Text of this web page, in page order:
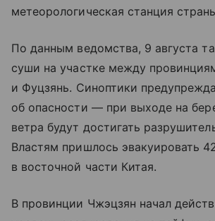
метеорологическая станция
По данным ведомства, 9 августа
суши на участке между
и Фуцзянь. Синоптики
об опасности — при выходе на
ветра будут достигать
Властям пришлось эвакуировать
в восточной части Китая.
В провинции Чжэцзян начал